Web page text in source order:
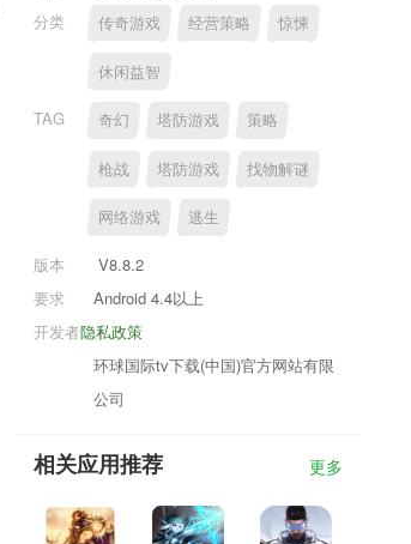
分类
传奇游戏 经营策略 惊悚
休闲益智
TAG 奇幻 塔防游戏 策略
枪战 塔防游戏 找物解谜
网络游戏 逃生
版本
V8.8.2
要求
Android 4.4以上
隐私政策
开发者
环球国际tv下载(中国)官方网站有限
公司
相关应用推荐 更多